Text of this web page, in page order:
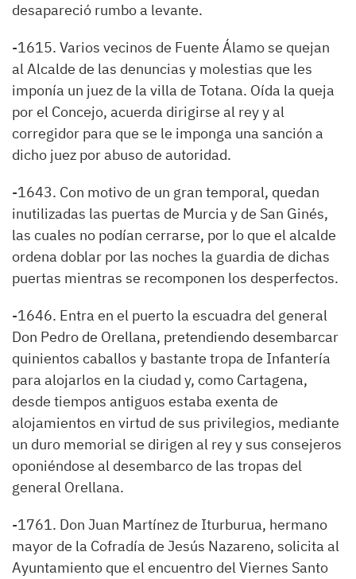
desapareció rumbo a levante.
-1615. Varios vecinos de Fuente Álamo se quejan
al Alcalde de las denuncias y molestias que les
imponía un juez de la villa de Totana. Oída la queja
por el Concejo, acuerda dirigirse al rey y al
corregidor para que se le imponga una sanción a
dicho juez por abuso de autoridad.
-1643. Con motivo de un gran temporal, quedan
inutilizadas las puertas de Murcia y de San Ginés,
las cuales no podían cerrarse, por lo que el alcalde
ordena doblar por las noches la guardia de dichas
puertas mientras se recomponen los desperfectos.
-1646. Entra en el puerto la escuadra del general
Don Pedro de Orellana, pretendiendo desembarcar
quinientos caballos y bastante tropa de Infantería
para alojarlos en la ciudad y, como Cartagena,
desde tiempos antiguos estaba exenta de
alojamientos en virtud de sus privilegios, mediante
un duro memorial se dirigen al rey y sus consejeros
oponiéndose al desembarco de las tropas del
general Orellana.
-1761. Don Juan Martínez de Iturburua, hermano
mayor de la Cofradía de Jesús Nazareno, solicita al
Ayuntamiento que el encuentro del Viernes Santo